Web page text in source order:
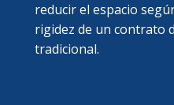
reducir el espacio
rigidez de un contrato
tradicional.